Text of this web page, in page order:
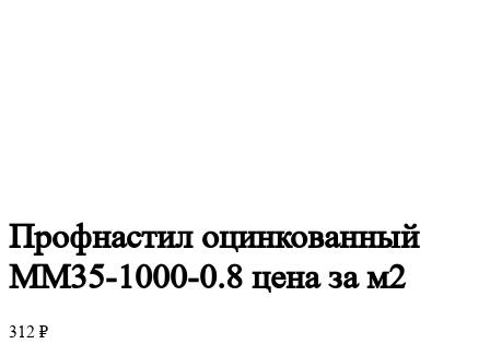
Профнастилоцинкованный
ММ35-1000-0.8 цена за м2
312 ₽